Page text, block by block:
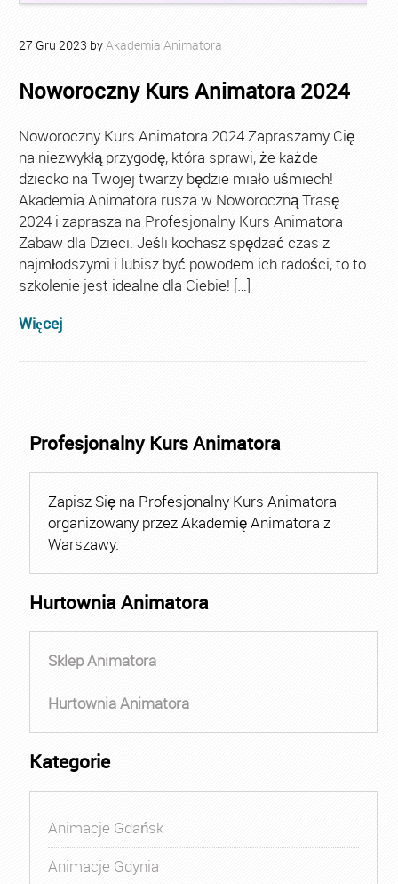
27 Gru 2023 byAkademia Animatora
Noworoczny Kurs Animatora 2024
Noworoczny Kurs Animatora 2024 Zapraszamy Cię
na niezwykłą przygodę, która sprawi, że każde
dziecko na Twojej twarzy będzie miało uśmiech!
Akademia Animatora rusza w Noworoczną Trasę
2024 i zaprasza na Profesjonalny Kurs Animatora
Zabaw dla Dzieci. Jeśli kochasz spędzać czas z
najmłodszymi i lubisz być powodem ich radości, to to
szkolenie jest idealne dla Ciebie! […]
Więcej
Profesjonalny Kurs Animatora
Zapisz Się na Profesjonalny Kurs Animatora
organizowany przez Akademię Animatora z
Warszawy.
Hurtownia Animatora
Sklep Animatora
Hurtownia Animatora
Kategorie
Animacje Gdańsk
Animacje Gdynia